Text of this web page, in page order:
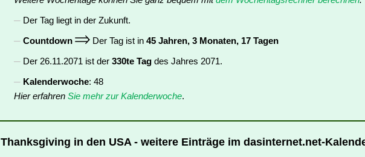
Der Tag liegt in der Zukunft.
Countdown
Der Tag ist in 45 Jahren, 3 Monaten, 17 Tagen
Der 26.11.2071 ist der 330te Tag des Jahres 2071.
Kalenderwoche: 48
Hier erfahren Sie mehr zur Kalenderwoche.
Thanksgiving in den USA - weitere Einträge im dasinternet.net-